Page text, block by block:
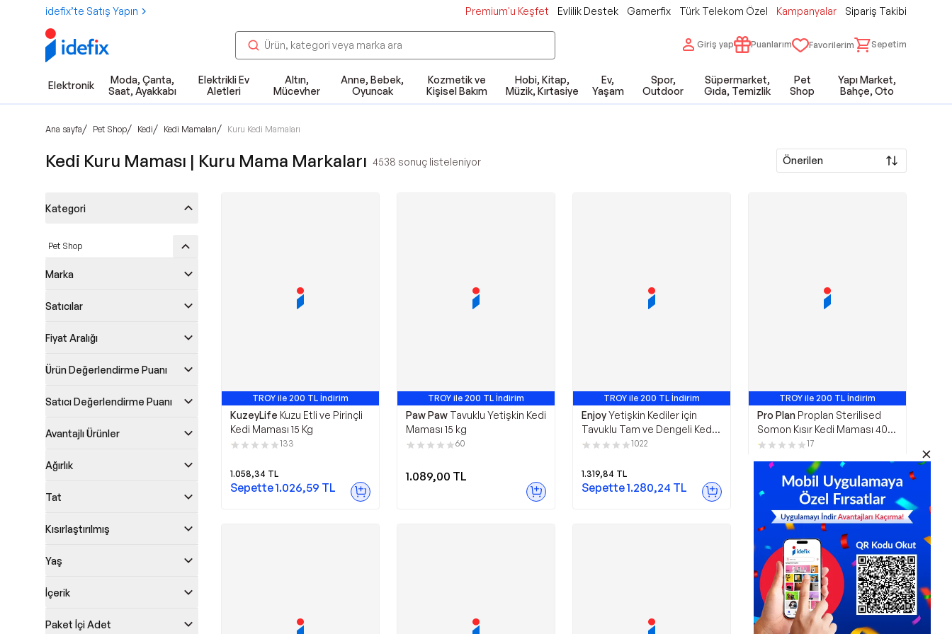
idefix’te Satış Yapın Premium'u Keşfet Evlilik Destek Gamerfix Türk Telekom Özel Kampanyalar Sipariş Takibi
Giriş yap Puanlarım Favorilerim Sepetim
Elektronik
Moda, Çanta,
Saat, Ayakkabı
Elektrikli Ev
Aletleri
Altın,
Mücevher
Anne, Bebek,
Oyuncak
Kozmetik ve
Kişisel Bakım
Hobi, Kitap,
Müzik, Kırtasiye
Ev,
Yaşam
Spor,
Outdoor
Süpermarket,
Gıda, Temizlik
Pet
Shop
Yapı Market,
Bahçe, Oto
Ana sayfa/ Pet Shop/ Kedi/ Kedi Mamaları/ Kuru Kedi Mamaları
Kedi Kuru Maması | Kuru Mama Markaları 4538 sonuç listeleniyor Önerilen
Kategori
Pet Shop
Marka
Satıcılar
Fiyat Aralığı
Ürün Değerlendirme Puanı
Satıcı Değerlendirme Puanı
Avantajlı Ürünler
Ağırlık
Tat
Kısırlaştırılmış
Yaş
İçerik
Paket İçi Adet
TROY ile 200 TL İndirim
En Çok Satan 10. Ürün
KuzeyLife Kuzu Etli ve Pirinçli
Kedi Maması 15 Kg
133
1.058,34 TL
Sepette1.026,59 TL
TROY ile 200 TL İndirim
En Çok Satan 11. Ürün
Paw Paw Tavuklu Yetişkin Kedi
Maması 15 kg
60
1.089,00 TL
TROY ile 200 TL İndirim
En Çok Satan 1. Ürün
EnjoyYetişkin Kediler için
Tavuklu Tam ve Dengeli Kedi
Maması 15 kg
1022
1.319,84 TL
Sepette1.280,24 TL
TROY ile 200 TL İndirim
En Çok Satan 5. Ürün
Pro Plan Proplan Sterilised
Somon Kısır Kedi Maması 400
Gr*12 Adet17
1.922,00 TL
Sepette1.864,34TL